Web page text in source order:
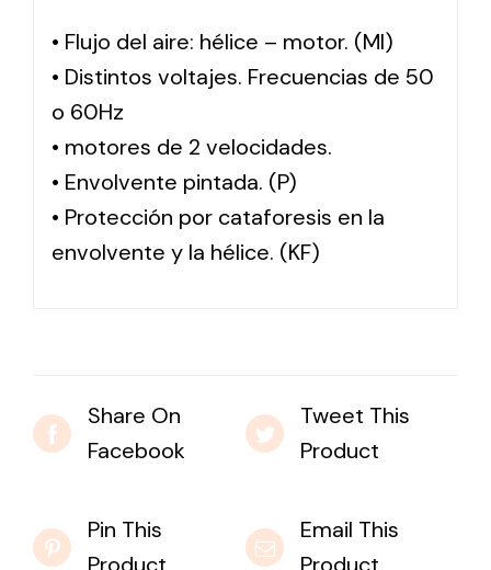
• Flujo del aire: hélice – motor. (MI)
• Distintos voltajes. Frecuencias de 50
o 60Hz
• motores de 2 velocidades.
• Envolvente pintada. (P)
• Protección por cataforesis en la
envolvente y la hélice. (KF)
Share On
Facebook
Tweet This
Product
Pin This
Email This